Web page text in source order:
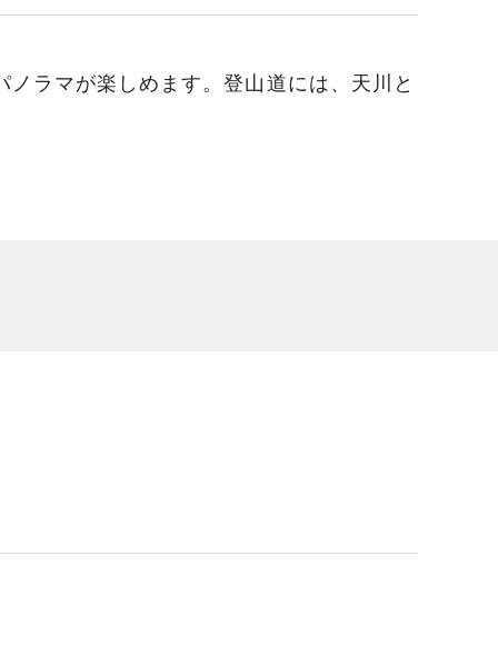
ラマが楽しめます。登山道には、天川と